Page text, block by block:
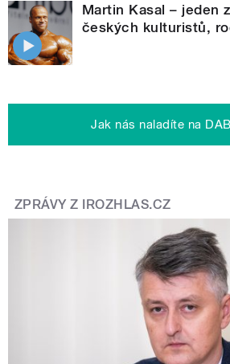
Martin Kasal – jeden
českých kulturistů,
Jak nás naladíte na
ZPRÁVY Z IROZHLAS.CZ